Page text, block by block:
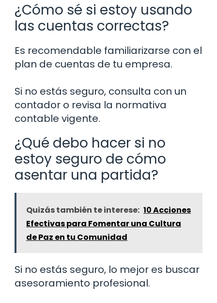
¿Cómo sé si estoy usando
las cuentas correctas?
Es recomendable familiarizarse con el
plan de cuentas de tu empresa.
Si no estás seguro, consulta con un
contador o revisa la normativa
contable vigente.
¿Qué debo hacer si no
estoy seguro de cómo
asentar una partida?
Quizás también te interese: 10 Acciones
Efectivas para Fomentar una Cultura
de Paz en tu Comunidad
Si no estás seguro, lo mejor es buscar
asesoramiento profesional.